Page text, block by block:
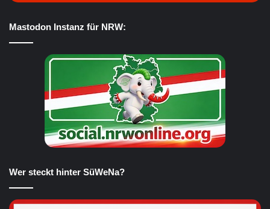
Mastodon Instanz für NRW:
Wer steckt hinter SüWeNa?